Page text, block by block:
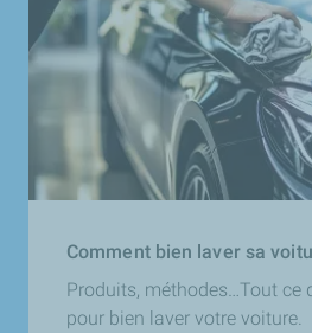
Comment bien laver sa
Produits, méthodes…Tout ce
pour bien laver votre voiture.